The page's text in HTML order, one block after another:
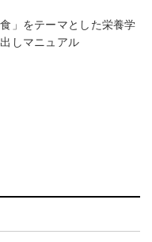
」をテーマとした栄養学
しマニュアル